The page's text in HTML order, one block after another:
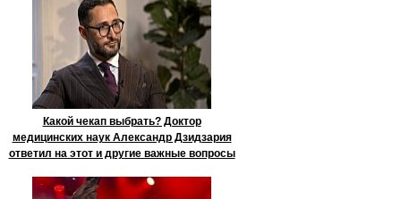
Какой чекап выбрать? Доктор
медицинских наук Александр Дзидзария
ответил на этот и другие важные вопросы